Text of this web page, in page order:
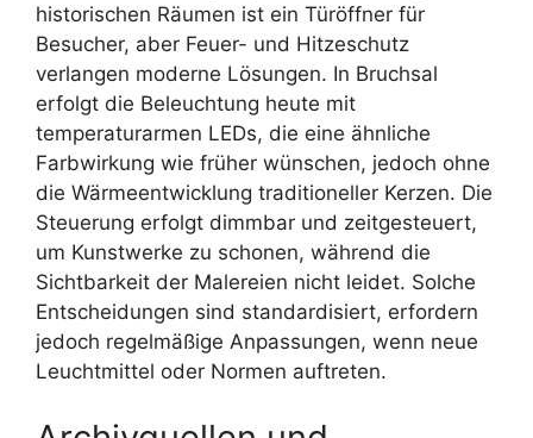
historischen Räumen ist ein Türöffner für
Besucher, aber Feuer- und Hitzeschutz
verlangen moderne Lösungen. In Bruchsal
erfolgt die Beleuchtung heute mit
temperaturarmen LEDs, die eine ähnliche
Farbwirkung wie früher wünschen, jedoch ohne
die Wärmeentwicklung traditioneller Kerzen. Die
Steuerung erfolgt dimmbar und zeitgesteuert,
um Kunstwerke zu schonen, während die
Sichtbarkeit der Malereien nicht leidet. Solche
Entscheidungen sind standardisiert, erfordern
jedoch regelmäßige Anpassungen, wenn neue
Leuchtmittel oder Normen auftreten.